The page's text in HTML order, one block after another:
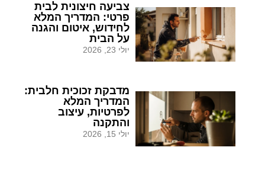
צביעה חיצונית לבית
פרטי: המדריך המלא
לחידוש, איטום והגנה
על הבית
יולי 23, 2026
מדבקת זכוכית חלבית:
המדריך המלא
לפרטיות, עיצוב
והתקנה
יולי 15, 2026